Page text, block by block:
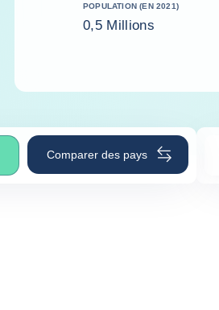
POPULATION (EN 2021)
0,5 Millions
Comparer des pays